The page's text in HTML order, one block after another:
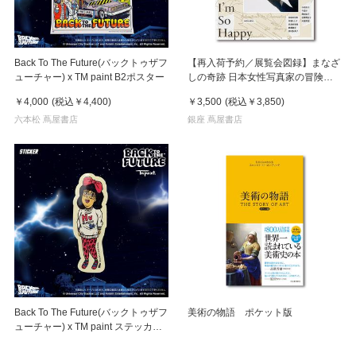
Back To The Future(バックトゥザフ
ューチャー) x TM paint B2ポスター
￥4,000 (税込 ￥4,400)
六本松 蔦屋書店
【再入荷予約／展覧会図録】まなざ
しの奇跡 日本女性写真家の冒険
￥3,500 (税込 ￥3,850)
銀座 蔦屋書店
Back To The Future(バックトゥザフ
ューチャー) x TM paint ステッカー
美術の物語 ポケット版